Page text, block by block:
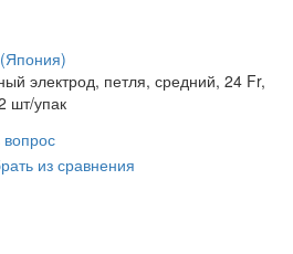
электрод, петля, средний, 24 Fr,
шт/упак
вопрос
из сравнения